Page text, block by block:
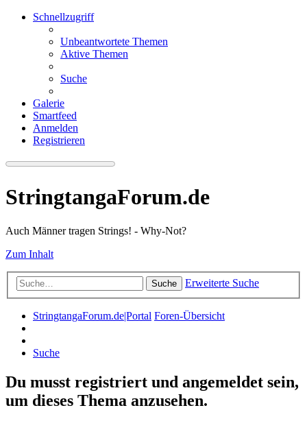
Schnellzugriff
Unbeantwortete Themen
Aktive Themen
Suche
Galerie
Smartfeed
Anmelden
Registrieren
StringtangaForum.de
Auch Männer tragen Strings! - Why-Not?
Zum Inhalt
Suche Erweiterte Suche
StringtangaForum.de|Portal Foren-Übersicht
Suche
Du musst registriert und angemeldet sein,
um dieses Thema anzusehen.